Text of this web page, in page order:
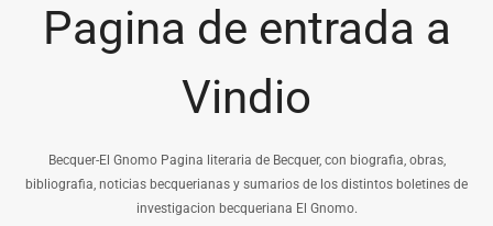
Pagina de entrada a
Vindio
Becquer-El Gnomo Pagina literaria de Becquer, con biografia, obras,
bibliografia, noticias becquerianas y sumarios de los distintos boletines de
investigacion becqueriana El Gnomo.